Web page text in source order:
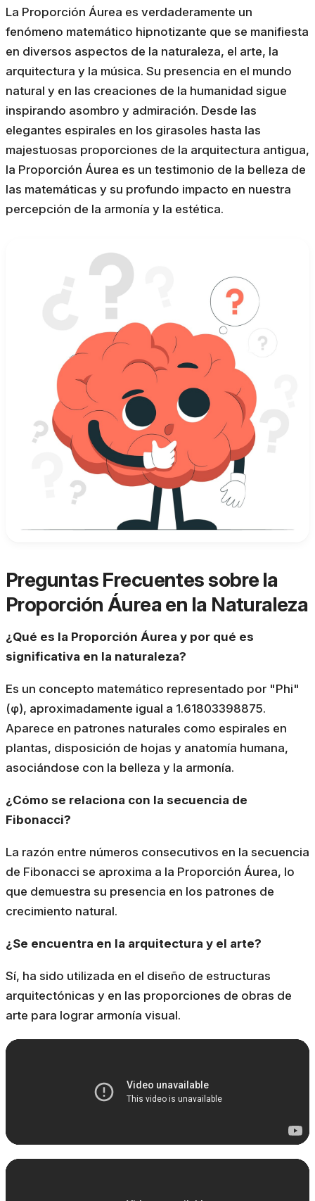
La Proporción Áurea es verdaderamente un
fenómeno matemático hipnotizante que se manifiesta
en diversos aspectos de la naturaleza, el arte, la
arquitectura y la música. Su presencia en el mundo
natural y en las creaciones de la humanidad sigue
inspirando asombro y admiración. Desde las
elegantes espirales en los girasoles hasta las
majestuosas proporciones de la arquitectura antigua,
la Proporción Áurea es un testimonio de la belleza de
las matemáticas y su profundo impacto en nuestra
percepción de la armonía y la estética.
Preguntas Frecuentes sobre la
Proporción Áurea en la Naturaleza
¿Qué es la Proporción Áurea y por qué es
significativa en la naturaleza?
Es un concepto matemático representado por "Phi"
(φ), aproximadamente igual a 1.61803398875.
Aparece en patrones naturales como espirales en
plantas, disposición de hojas y anatomía humana,
asociándose con la belleza y la armonía.
¿Cómo se relaciona con la secuencia de
Fibonacci?
La razón entre números consecutivos en la secuencia
de Fibonacci se aproxima a la Proporción Áurea, lo
que demuestra su presencia en los patrones de
crecimiento natural.
¿Se encuentra en la arquitectura y el arte?
Sí, ha sido utilizada en el diseño de estructuras
arquitectónicas y en las proporciones de obras de
arte para lograr armonía visual.